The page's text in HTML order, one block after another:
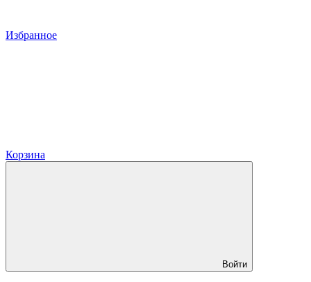
Избранное
Корзина
Войти